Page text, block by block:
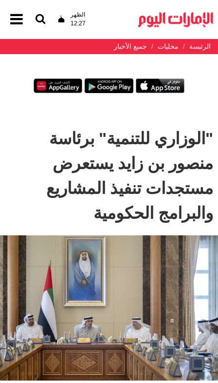
الظهر
12:27
الرئيسة محليات جميع الأخبار
"الوزاري للتنمية" برئاسة
منصور بن زايد يستعرض
مستجدات تنفيذ المشاريع
والبرامج الحكومية